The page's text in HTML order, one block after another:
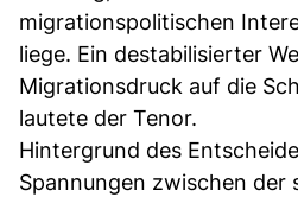
migrationspolitischen
liege. Ein destabilisierter
Migrationsdruck auf die
lautete der Tenor.
Hintergrund des
Spannungen zwischen der